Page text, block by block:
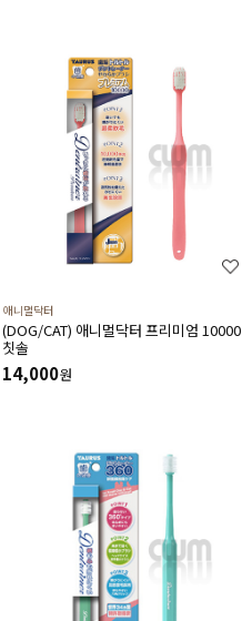
애니멀닥터
(DOG/CAT) 애니멀닥터 프리미엄 10000
칫솔
14,000원